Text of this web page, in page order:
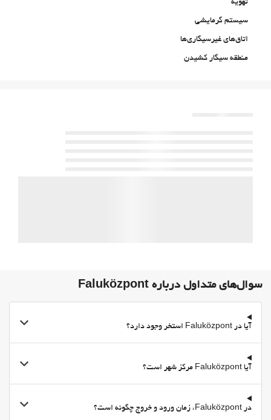
تهویه
سیستم گرمایشی
اتاق‌های غیرسیگاری‌ها
منطقه سیگار کشیدن
پارکینگ رایگان
تراس
مرکز تجاری
اینترنت
سوال‌های متداول درباره Faluközpont
آیا در Faluközpont استخر وجود دارد؟
آیا Faluközpont مرکز شهر است؟
در Faluközpont، زمان ورود و خروج چگونه است؟